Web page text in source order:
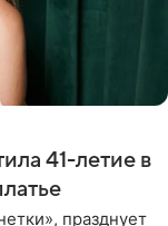
41-летие в
празднует